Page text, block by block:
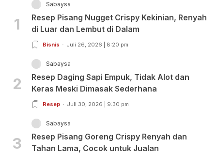
1
Sabaysa
Resep Pisang Nugget Crispy Kekinian, Renyah
di Luar dan Lembut di Dalam
Bisnis Juli 26, 2026 | 8:20 pm
2
Sabaysa
Resep Daging Sapi Empuk, Tidak Alot dan
Keras Meski Dimasak Sederhana
Resep Juli 30, 2026 | 9:30 pm
3
Sabaysa
Resep Pisang Goreng Crispy Renyah dan
Tahan Lama, Cocok untuk Jualan